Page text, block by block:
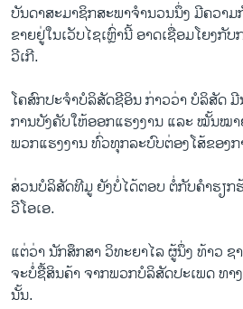
ບັນດາສະມາຊິກສະພາຈຳນວນນຶ່ງ ມີຄວາ
ຂາຍຢູ່ໃນເວັບໄຊເຫຼົ່ານີ້ ອາດເຊື່ອມໂຍງກັ
ວີເກີ.
ໂຄສົກປະຈຳບໍລິສັດຊີອິນ ກ່າວວ່າ ບໍລິສັດ
ການບັງຄັບໃຫ້ອອກແຮງງານ ແລະ ໝັ້ນໝ
ພວກແຮງງານ ທົ່ວທຸກລະບົບຕ່ອງໂສ້ຂອງ
ສ່ວນບໍລິສັດທີມູ ຍັງບໍ່ໄດ້ຕອບ ຕໍ່ກັບຄຳຮຽກ
ວີໂອເອ.
ແຕ່ວ່າ ນັກສຶກສາ ວິທະຍາໄລ ຜູ້ນຶ່ງ ທ້າວ ຊ
ຈະບໍ່ຊື້ສິນຄ້າ ຈາກພວກບໍລິສັດປະເພດ ທາ
ນັ້ນ.